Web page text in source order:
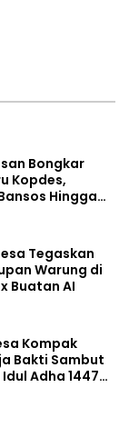
Bongkar
Kopdes,
Hingga
Tegaskan
Warung di
Buatan AI
Kompak
Bakti Sambut
Adha 1447